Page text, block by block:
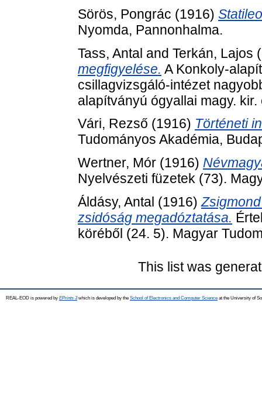
Sörös, Pongrác (1916)
Nyomda, Pannonhalma.
Tass, Antal and Terkán, Lajos
megfigyelése. A Konkoly-
csillagvizsgáló-intézet
alapítványú ógyallai magy.
Vári, Rezső (1916) Történeti
Tudományos Akadémia,
Wertner, Mór (1916)
Nyelvészeti füzetek (73).
Áldásy, Antal (1916)
zsidóság megadóztatása.
köréből (24. 5). Magyar
This list was
REAL-EOD is powered by EPrints 3which is developed by the School of Electronics and Computer Science at the University of